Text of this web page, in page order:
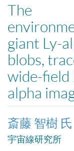
The
giant Ly-
blobs,
wide-field
alpha
斎藤 智樹 氏
宇宙線研究所